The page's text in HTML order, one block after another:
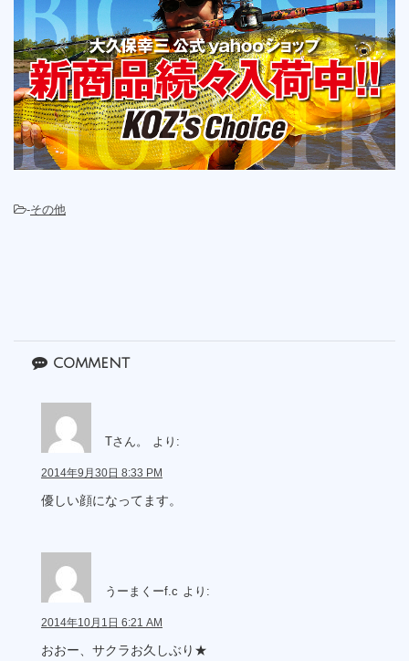
-その他
comment
Tさん。 より:
2014年9月30日 8:33 PM
優しい顔になってます。
うーまくーf.c より:
2014年10月1日 6:21 AM
おおー、サクラお久しぶり★